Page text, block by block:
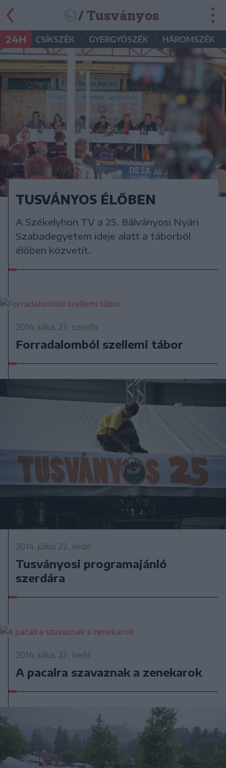
/ Tusványos
24H CSÍKSZÉK • GYERGYÓSZÉK • HÁROMSZÉK •
TUSVÁNYOS ÉLŐBEN
A Székelyhon TV a 25. Bálványosi Nyári
Szabadegyetem ideje alatt a táborból
élőben közvetít.
2014. július 23., szerda
Forradalomból szellemi tábor
2014. július 22., kedd
Tusványosi programajánló
szerdára
2014. július 22., kedd
A pacalra szavaznak a zenekarok